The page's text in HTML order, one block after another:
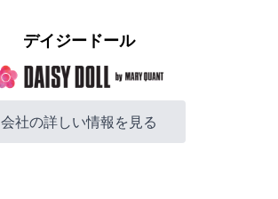
デイジードール
会社の詳しい情報を見る